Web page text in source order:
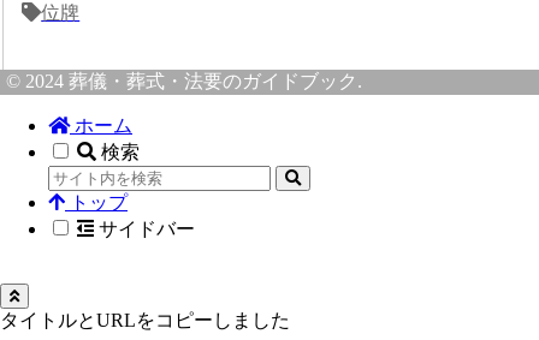
位牌
© 2024 葬儀・葬式・法要のガイドブック.
ホーム
検索
トップ
サイドバー
タイトルとURLをコピーしました